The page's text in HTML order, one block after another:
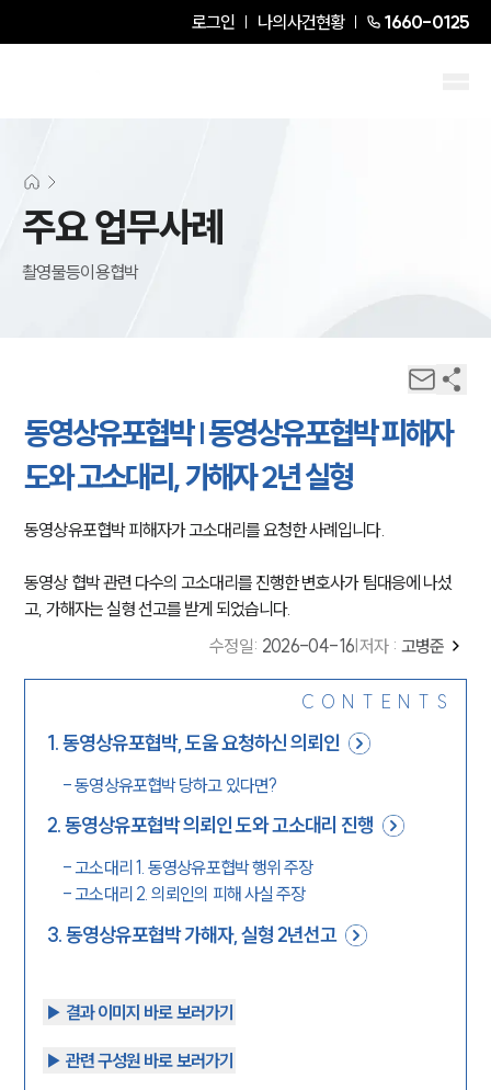
로그인 나의사건현황 1660-0125
주요 업무사례
촬영물등이용협박
동영상유포협박 | 동영상유포협박 피해자
도와 고소대리, 가해자 2년 실형
동영상유포협박 피해자가 고소대리를 요청한 사례입니다.
동영상 협박 관련 다수의 고소대리를 진행한 변호사가 팀대응에 나섰
고, 가해자는 실형 선고를 받게 되었습니다.
수정일: 2026-04-16 저자 : 고병준
CONTENTS
1.동영상유포협박, 도움 요청하신 의뢰인
-동영상유포협박 당하고 있다면?
2.동영상유포협박 의뢰인 도와 고소대리 진행
-고소대리 1. 동영상유포협박 행위 주장
-고소대리 2. 의뢰인의 피해 사실 주장
3.동영상유포협박 가해자, 실형 2년선고
▶︎ 결과 이미지 바로 보러가기
▶︎ 관련 구성원 바로 보러가기